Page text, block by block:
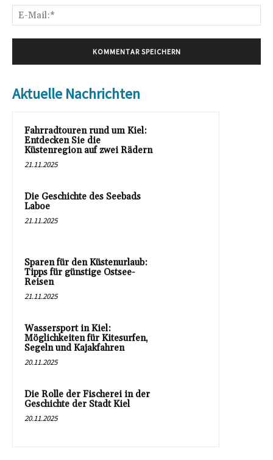
Aktuelle Nachrichten
Fahrradtouren rund um Kiel:
Entdecken Sie die
Küstenregion auf zwei Rädern
21.11.2025
Die Geschichte des Seebads
Laboe
21.11.2025
Sparen für den Küstenurlaub:
Tipps für günstige Ostsee-
Reisen
21.11.2025
Wassersport in Kiel:
Möglichkeiten für Kitesurfen,
Segeln und Kajakfahren
20.11.2025
Die Rolle der Fischerei in der
Geschichte der Stadt Kiel
20.11.2025